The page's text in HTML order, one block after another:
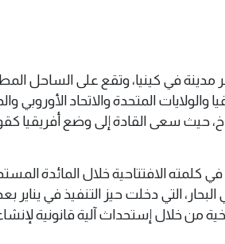
مدينة في كينيا، وتقع على الساحل
المتحدة والاتحاد الأوروبي
حيث سعى القادة إلى وضع أفريقيا
كلمته الافتتاحية خلال المائدة
التي دخلت حيز التنفيذ في يناير
تاريخية من خلال إستحداث آلية قانونية